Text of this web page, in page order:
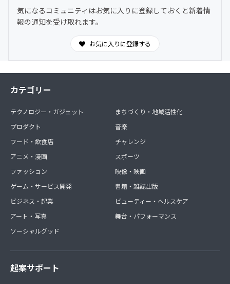
気になるコミュニティはお気に入りに登録しておくと新着情
報の通知を受け取れます。
お気に入りに登録する
カテゴリー
テクノロジー・ガジェット
プロダクト
フード・飲食店
アニメ・漫画
ファッション
ゲーム・サービス開発
ビジネス・起業
アート・写真
ソーシャルグッド
まちづくり・地域活性化
音楽
チャレンジ
スポーツ
映像・映画
書籍・雑誌出版
ビューティー・ヘルスケア
舞台・パフォーマンス
起案サポート